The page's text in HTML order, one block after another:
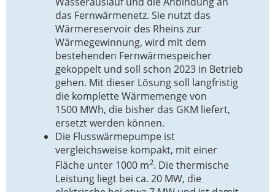
das Fernwärmenetz. Sie nutzt das
Wärmereservoir des Rheins zur
Wärmegewinnung, wird mit dem
bestehenden Fernwärmespeicher
gekoppelt und soll schon 2023 in Betrieb
gehen. Mit dieser Lösung soll langfristig
die komplette Wärmemenge von
1500 MWh, die bisher das GKM liefert,
ersetzt werden können.
Die Flusswärmepumpe ist
vergleichsweise kompakt, mit einer
Fläche unter 1000 m2. Die thermische
Leistung liegt bei ca. 20 MW, die